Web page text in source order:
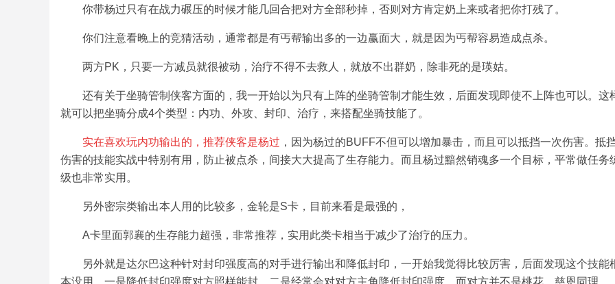
你带杨过只有在战力碾压的时候才能几回合把对方全部秒掉，否则对方肯定奶上来或者把你打残了。
你们注意看晚上的竞猜活动，通常都是有丐帮输出多的一边赢面大，就是因为丐帮容易造成点杀。
两方PK，只要一方减员就很被动，治疗不得不去救人，就放不出群奶，除非死的是瑛姑。
还有关于坐骑管制侠客方面的，我一开始以为只有上阵的坐骑管制才能生效，后面发现即使不上阵也可以。这
就可以把坐骑分成4个类型：内功、外攻、封印、治疗，来搭配坐骑技能了。
实在喜欢玩内功输出的，推荐侠客是杨过 ，因为杨过的BUFF不但可以增加暴击，而且可以抵挡一次伤害。抵
伤害的技能实战中特别有用，防止被点杀，间接大大提高了生存能力。而且杨过黯然销魂多一个目标，平常做任务
级也非常实用。
另外密宗类输出本人用的比较多，金轮是S卡，目前来看是最强的，
A卡里面郭襄的生存能力超强，非常推荐，实用此类卡相当于减少了治疗的压力。
另外就是达尔巴这种针对封印强度高的对手进行输出和降低封印，一开始我觉得比较厉害，后面发现这个技能
本没用，一是降低封印强度对方照样能封，二是经常会对对方主角降低封印强度，而对方并不是桃花。慈恩同理。